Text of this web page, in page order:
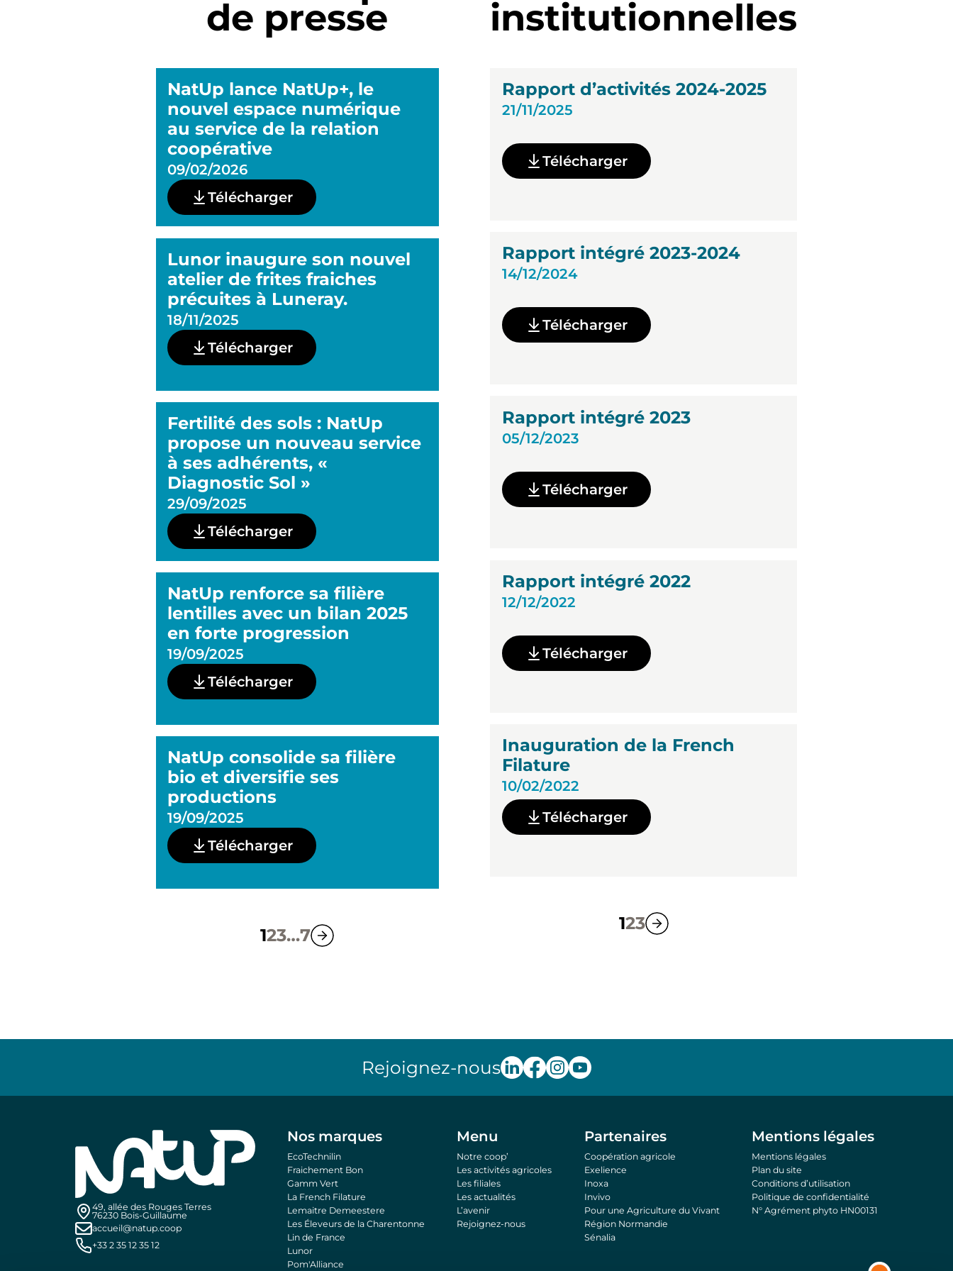
de presse
NatUp lance NatUp+, le
nouvel espace numérique
au service de la relation
coopérative
09/02/2026
Télécharger
Lunor inaugure son nouvel
atelier de frites fraiches
précuites à Luneray.
18/11/2025
Télécharger
Fertilité des sols : NatUp
propose un nouveau service
à ses adhérents, «
Diagnostic Sol »
29/09/2025
Télécharger
NatUp renforce sa filière
lentilles avec un bilan 2025
en forte progression
19/09/2025
Télécharger
NatUp consolide sa filière
bio et diversifie ses
productions
19/09/2025
Télécharger
123…7
institutionnelles
Rapport d’activités 2024-2025
21/11/2025
Télécharger
Rapport intégré 2023-2024
14/12/2024
Télécharger
Rapport intégré 2023
05/12/2023
Télécharger
Rapport intégré 2022
12/12/2022
Télécharger
Inauguration de la French
Filature
10/02/2022
Télécharger
123
Rejoignez-nous
49, allée des Rouges Terres
76230 Bois-Guillaume
accueil@natup.coop
+33 2 35 12 35 12
Nos marques
EcoTechnilin
Fraichement Bon
Gamm Vert
La French Filature
Lemaitre Demeestere
Les Éleveurs de la Charentonne
Lin de France
Lunor
Pom'Alliance
Menu
Notre coop’
Les activités agricoles
Les filiales
Les actualités
L’avenir
Rejoignez-nous
Partenaires
Coopération agricole
Exelience
Inoxa
Invivo
Pour une Agriculture du Vivant
Région Normandie
Sénalia
Mentions légales
Mentions légales
Plan du site
Conditions d’utilisation
Politique de confidentialité
N° Agrément phyto HN00131